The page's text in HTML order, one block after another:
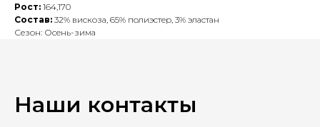
Рост: 164,170
Состав: 32% вискоза, 65% полиэстер, 3% эластан
Сезон: Осень-зима
Наши контакты